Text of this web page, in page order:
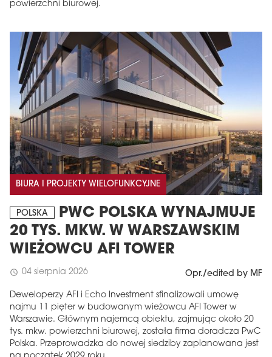
powierzchni biurowej.
BIURA I PROJEKTY WIELOFUNKCYJNE
POLSKA
PWC POLSKA WYNAJMUJE
20 TYS. MKW. W WARSZAWSKIM
WIEŻOWCU AFI TOWER
schedule 04 sierpnia 2026 Opr./edited by MF
Deweloperzy AFI i Echo Investment sfinalizowali umowę
najmu 11 pięter w budowanym wieżowcu AFI Tower w
Warszawie. Głównym najemcą obiektu, zajmując około 20
tys. mkw. powierzchni biurowej, została firma doradcza PwC
Polska. Przeprowadzka do nowej siedziby zaplanowana jest